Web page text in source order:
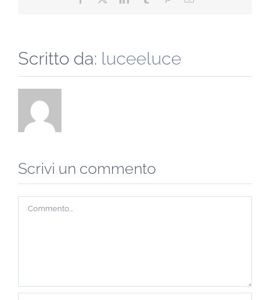
Scritto da: luceeluce
Scrivi un commento
Commento